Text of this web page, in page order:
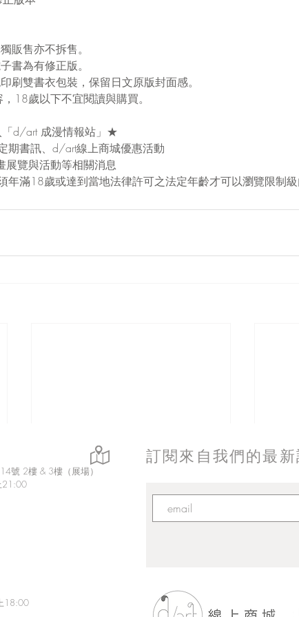
販售亦不拆售。
書為有修正版。
刷雙書衣包裝，保留日文原版封面感。
18歲以下不宜閱讀與購買。
d/art 成漫情報站」★
期書訊、d/art線上商城優惠活動
展覽與活動等相關消息
年滿18歲或達到當地法律許可之法定年齡才可以瀏覽限制
訂閱來自我們的最
號 2樓 & 3樓（展場）
21:00
18:00